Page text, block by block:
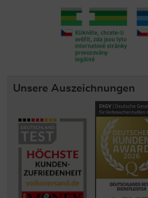
Unsere Auszeichnungen